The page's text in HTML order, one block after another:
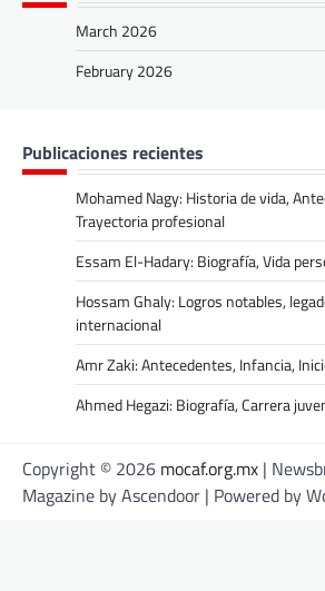
March 2026
February 2026
Publicaciones recientes
Mohamed Nagy: Historia de vida,
Trayectoria profesional
Essam El-Hadary: Biografía, Vida
Hossam Ghaly: Logros notables,
internacional
Amr Zaki: Antecedentes, Infancia,
Ahmed Hegazi: Biografía, Carrera
Copyright © 2026 mocaf.org.mx |
Magazine byAscendoor | Powered by